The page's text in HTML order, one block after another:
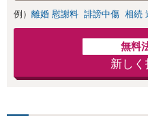
例） 離婚 慰謝料 誹謗中傷 相続
無料
新しく